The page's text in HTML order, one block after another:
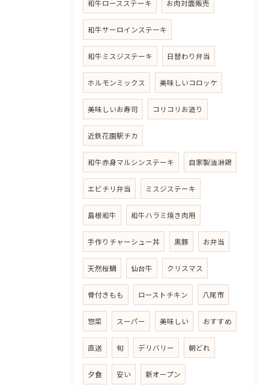
和牛ロースステーキ お肉対面販売
和牛サーロインステーキ
和牛ミスジステーキ 日替わり弁当
ホルモンミックス 美味しいコロッケ
美味しいお寿司 コリコリお造り
近鉄花園駅チカ
和牛赤身マルシンステーキ 自家製油淋鶏
エビチリ弁当 ミスジステーキ
島根和牛 和牛ハラミ焼き肉用
手作りチャーシュー丼 黒豚 お弁当
天然桜鯛 仙台牛 クリスマス
骨付きもも ローストチキン 八尾市
惣菜 スーパー 美味しい おすすめ
直送 旬 デリバリー 朝どれ
夕食 安い 新オープン